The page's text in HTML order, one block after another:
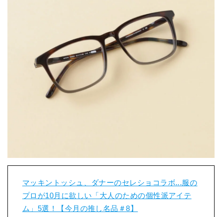
マッキントッシュ、ダナーのセレショコラボ...服の
プロが10月に欲しい「大人のための個性派アイテ
ム」5選！【今月の推し名品＃8】